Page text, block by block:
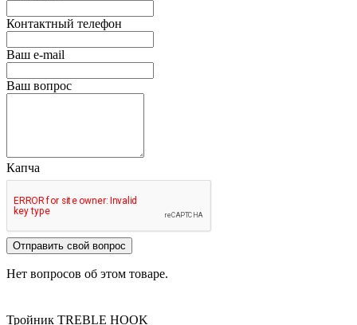
Контактный телефон
Ваш e-mail
Ваш вопрос
Капча
Отправить свой вопрос
Нет вопросов об этом товаре.
Тройник TREBLE HOOK